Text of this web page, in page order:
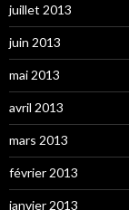
juillet 2013
juin 2013
mai 2013
avril 2013
mars 2013
février 2013
janvier 2013